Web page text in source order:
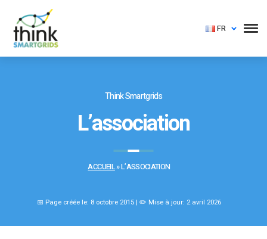
FR
Think Smartgrids
L’association
ACCUEIL»L’ASSOCIATION
📅 Page créée le: 8 octobre 2015 | ✏️ Mise à jour: 2 avril 2026